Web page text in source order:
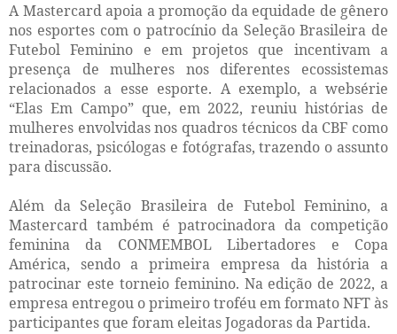
A Mastercard apoia a promoção da equidade de gênero
nos esportes com o patrocínio da Seleção Brasileira de
Futebol Feminino e em projetos que incentivam a
presença de mulheres nos diferentes ecossistemas
relacionados a esse esporte. A exemplo, a websérie
“Elas Em Campo” que, em 2022, reuniu histórias de
mulheres envolvidas nos quadros técnicos da CBF como
treinadoras, psicólogas e fotógrafas, trazendo o assunto
para discussão.
Além da Seleção Brasileira de Futebol Feminino, a
Mastercard também é patrocinadora da competição
feminina da CONMEMBOL Libertadores e Copa
América, sendo a primeira empresa da história a
patrocinar este torneio feminino. Na edição de 2022, a
empresa entregou o primeiro troféu em formato NFT às
participantes que foram eleitas Jogadoras da Partida.